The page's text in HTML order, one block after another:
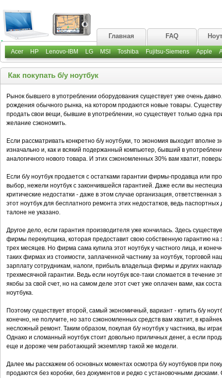
Главная FAQ
Acer HP Lenovo-IBM LG MSI Toshiba Fujitsu-Siemens Apple
Как покупать б/у ноутбук
Рынок бывшего в употреблении оборудования существует уже очень
рождения обычного рынка, на котором продаются новые товары.
продать свои вещи, бывшие в употреблении, но существует только одна
желание сэкономить.
Если рассматривать конкретно б/у ноутбуки, то экономия выходит
изначально и, как и всякий подержанный компьютер, бывший в
аналогичного нового товара. И этих сэкономленных 30% вам хватит,
Если б/у ноутбук продается с остатками гарантии фирмы-продавца или
выбор, нежели ноутбук с закончившейся гарантией. Даже если вы
критические недостатки - даже в этом случае организация,
этот ноутбук для бесплатного ремонта этих недостатков, ведь
талоне не указано.
Другое дело, если гарантия производителя уже кончилась. Здесь
фирмы перекупщика, которая предоставит свою собственную гарантию
трех месяцев. Но фирма сама купила этот ноутбук у частного лица, и
таких фирмах из стоимости, заплаченной частнику за ноутбук, торговой
зарплату сотрудникам, налоги, прибыль владельца фирмы и других
трехмесячной гарантии. Ведь если ноутбук все-таки сломается в течение
якобы за свой счет, но на самом деле этот счет уже оплачен вами, как
ноутбука.
Поэтому существует второй, самый экономичный, вариант - купить б/у
конечно, не получите, но зато сэкономленных средств вам хватит, в
несложный ремонт. Таким образом, покупая б/у ноутбук у частника, вы
Однако и сломанный ноутбук стоит довольно приличных денег, а если
еще и дороже чем работающий экземпляр такой же модели.
Далее мы расскажем об основных моментах осмотра б/у ноутбуков при
продаются без коробки, без документов и редко с установочными